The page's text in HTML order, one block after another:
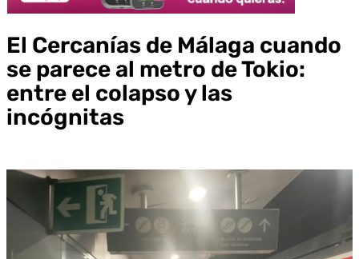
El Cercanías de Málaga cuando
se parece al metro de Tokio:
entre el colapso y las
incógnitas